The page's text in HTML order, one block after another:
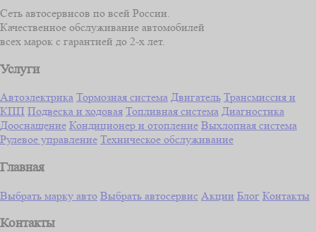
Сеть автосервисов по всей России.
Качественное обслуживание автомобилей
всех марок с гарантией до 2-х лет.
Услуги
Автоэлектрика Тормозная система Двигатель Трансмиссия и
КПП Подвеска и ходовая Топливная система Диагностика
Дооснащение Кондиционер и отопление Выхлопная система
Рулевое управление Техническое обслуживание
Главная
Выбрать марку авто Выбрать автосервис Акции Блог Контакты
Контакты